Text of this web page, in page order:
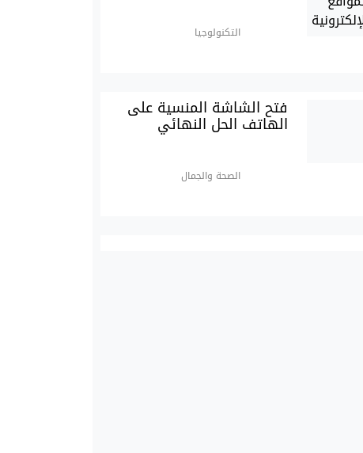
التكنولوجيا
فتح الشاشة المنسية على
الهاتف الحل النهائي
الصحة والجمال